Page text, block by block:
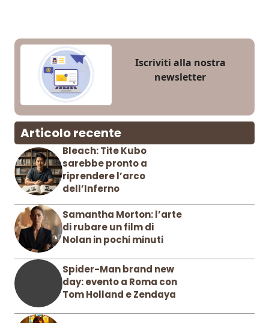
Iscriviti alla nostra
newsletter
Articolo recente
Bleach: Tite Kubo
sarebbe pronto a
riprendere l’arco
dell’Inferno
Samantha Morton: l’arte
di rubare un film di
Nolan in pochi minuti
Spider-Man brand new
day: evento a Roma con
Tom Holland e Zendaya